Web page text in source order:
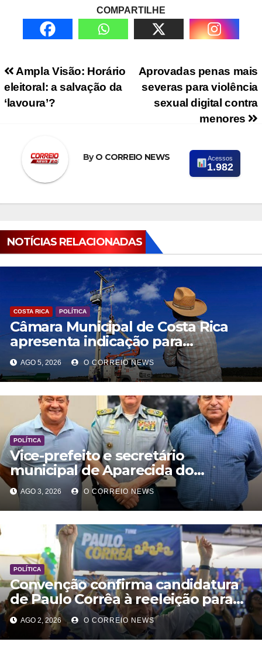
COMPARTILHE
Navegação de PostAprovadas penas mais
severas para violência
sexual digital contra
menores
Ampla Visão: Horário
eleitoral: a salvação da
‘lavoura’?
ByO CORREIO NEWS Acessos
1.982
NOTÍCIAS RELACIONADAS
COSTA RICA POLÍTICA
Câmara Municipal de Costa Rica
apresenta indicação para
modernização da rede elétrica
rural
AGO 5, 2026 O CORREIO NEWS
POLÍTICA
Vice-prefeito e secretário
municipal de Aparecida do
Taboado reuniram com comanda
Geral da PM
AGO 3, 2026 O CORREIO NEWS
POLÍTICA
Convenção confirma candidatura
de Paulo Corrêa à reeleição para
deputado estadual pelo PL
AGO 2, 2026 O CORREIO NEWS